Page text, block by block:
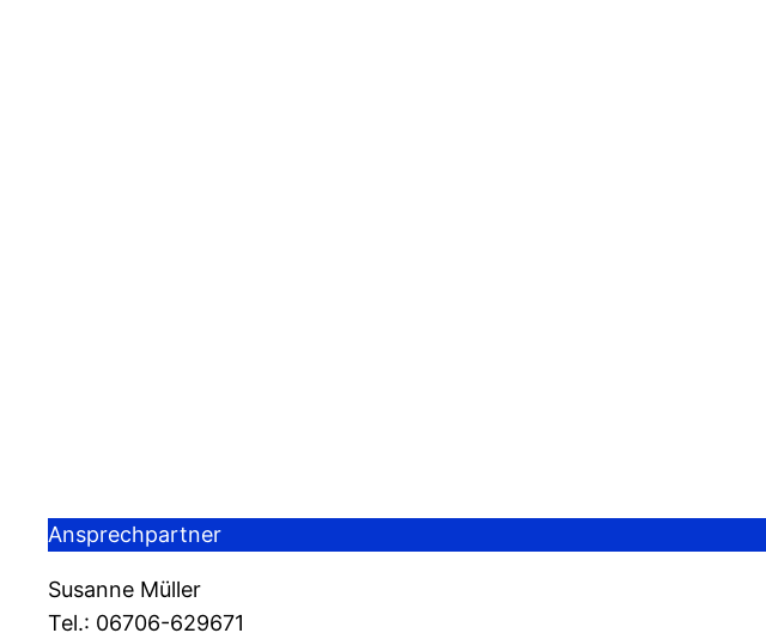
Ansprechpartner
Susanne Müller
Tel.: 06706-629671